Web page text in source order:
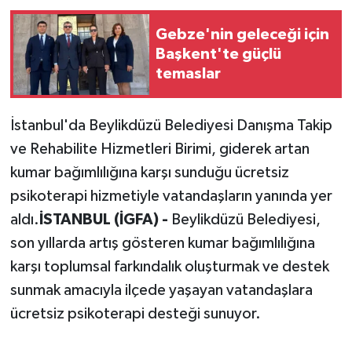
Gebze'nin geleceği için
Başkent'te güçlü
temaslar
İstanbul'da Beylikdüzü Belediyesi Danışma Takip
ve Rehabilite Hizmetleri Birimi, giderek artan
kumar bağımlılığına karşı sunduğu ücretsiz
psikoterapi hizmetiyle vatandaşların yanında yer
aldı. İSTANBUL (İGFA) - Beylikdüzü Belediyesi,
son yıllarda artış gösteren kumar bağımlılığına
karşı toplumsal farkındalık oluşturmak ve destek
sunmak amacıyla ilçede yaşayan vatandaşlara
ücretsiz psikoterapi desteği sunuyor.